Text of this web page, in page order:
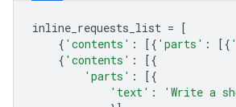
inline_requests_list = [
{ 'contents' : [{ 'parts' : [{
{ 'contents' :
[{
'parts' :
[{
'text' :
'Write a